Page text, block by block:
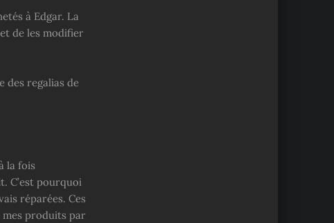
à Edgar. La
de les modifier
des regalias de
la fois
C’est pourquoi
réparées. Ces
mes produits par